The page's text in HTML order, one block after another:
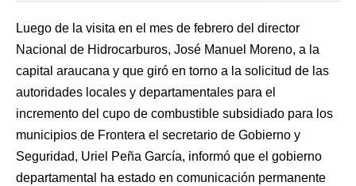
Luego de la visita en el mes de febrero del director
Nacional de Hidrocarburos, José Manuel Moreno, a la
capital araucana y que giró en torno a la solicitud de las
autoridades locales y departamentales para el
incremento del cupo de combustible subsidiado para los
municipios de Frontera el secretario de Gobierno y
Seguridad, Uriel Peña García, informó que el gobierno
departamental ha estado en comunicación permanente